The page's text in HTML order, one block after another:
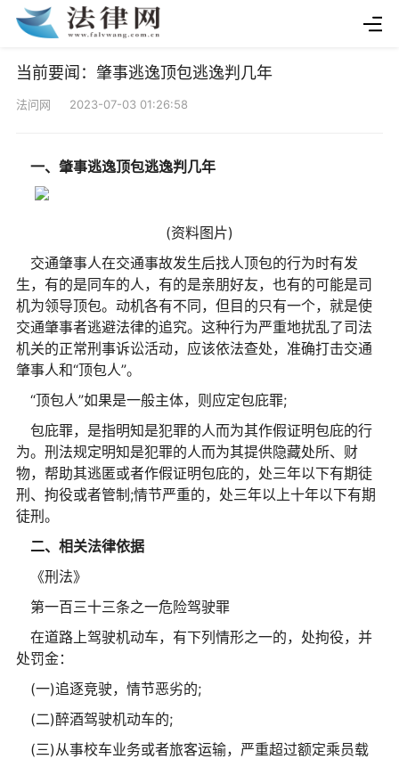
当前要闻：肇事逃逸顶包逃逸判几年
法问网 2023-07-03 01:26:58
一、肇事逃逸顶包逃逸判几年
(资料图片)
交通肇事人在交通事故发生后找人顶包的行为时有发
生，有的是同车的人，有的是亲朋好友，也有的可能是司
机为领导顶包。动机各有不同，但目的只有一个，就是使
交通肇事者逃避法律的追究。这种行为严重地扰乱了司法
机关的正常刑事诉讼活动，应该依法查处，准确打击交通
肇事人和“顶包人”。
“顶包人”如果是一般主体，则应定包庇罪;
包庇罪，是指明知是犯罪的人而为其作假证明包庇的行
为。刑法规定明知是犯罪的人而为其提供隐藏处所、财
物，帮助其逃匿或者作假证明包庇的，处三年以下有期徒
刑、拘役或者管制;情节严重的，处三年以上十年以下有期
徒刑。
二、相关法律依据
《刑法》
第一百三十三条之一危险驾驶罪
在道路上驾驶机动车，有下列情形之一的，处拘役，并
处罚金：
(一)追逐竞驶，情节恶劣的;
(二)醉酒驾驶机动车的;
(三)从事校车业务或者旅客运输，严重超过额定乘员载